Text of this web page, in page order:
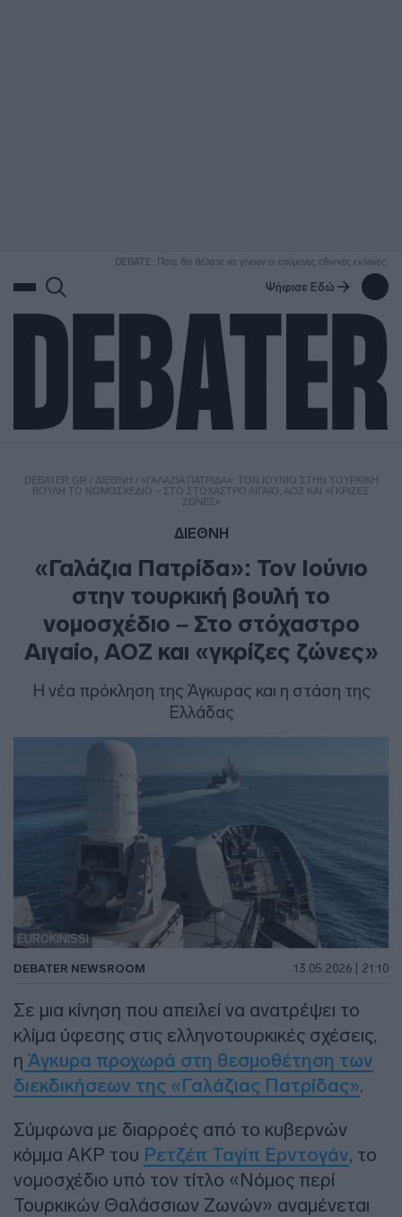
DEBATE: Πότε θα θέλατε να γίνουν οι επόμενες εθνικές εκλογές;
Ψήφισε Εδώ
DEBATER.GR / ΔΙΕΘΝΗ / «ΓΑΛΆΖΙΑ ΠΑΤΡΊΔΑ»: ΤΟΝ ΙΟΎΝΙΟ ΣΤΗΝ ΤΟΥΡΚΙΚΉ
ΒΟΥΛΉ ΤΟ ΝΟΜΟΣΧΈΔΙΟ – ΣΤΟ ΣΤΌΧΑΣΤΡΟ ΑΙΓΑΊΟ, ΑΟΖ ΚΑΙ «ΓΚΡΊΖΕΣ
ΖΏΝΕΣ»
ΔΙΕΘΝΗ
«Γαλάζια Πατρίδα»: Τον Ιούνιο
στην τουρκική βουλή το
νομοσχέδιο – Στο στόχαστρο
Αιγαίο, ΑΟΖ και «γκρίζες ζώνες»
Η νέα πρόκληση της Άγκυρας και η στάση της
Ελλάδας
EUROKINISSI
DEBATER NEWSROOM 13.05.2026 | 21:10
Σε μια κίνηση που απειλεί να ανατρέψει το
κλίμα ύφεσης στις ελληνοτουρκικές σχέσεις,
η Άγκυρα προχωρά στη θεσμοθέτηση των
διεκδικήσεων της «Γαλάζιας Πατρίδας».
Σύμφωνα με διαρροές από το κυβερνών
κόμμα AKP του Ρετζέπ Ταγίπ Ερντογάν, το
νομοσχέδιο υπό τον τίτλο «Νόμος περί
Τουρκικών Θαλάσσιων Ζωνών» αναμένεται